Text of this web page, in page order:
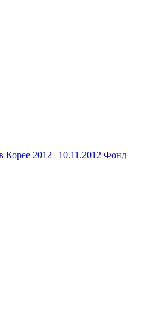
2012 | 10.11.2012 Фонд